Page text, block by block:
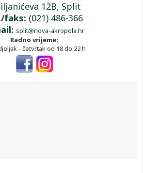
12B, Split
faks: (021) 486-366
split@nova-akropola.hr
Radno vrijeme:
- četvrtak od 18 do 22 h